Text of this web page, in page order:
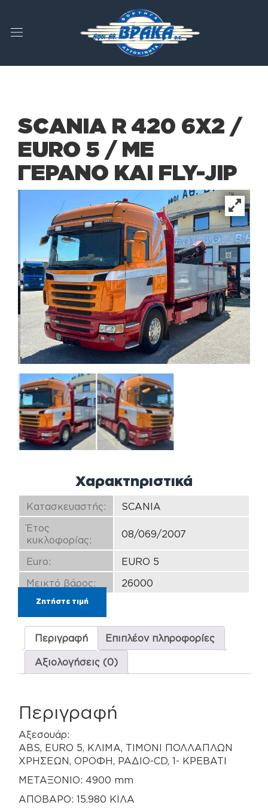
SCANIA R 420 6X2 /
EURO 5 / ΜΕ
ΓΕΡΑΝΟ ΚΑΙ FLY-JIP
Χαρακτηριστικά
Κατασκευαστής:
SCANIA
Έτος
κυκλοφορίας:
08/069/2007
Euro:
EURO 5
Μεικτό βάρος:
26000
Ζητήστε τιμή
Περιγραφή Επιπλέον πληροφορίες
Αξιολογήσεις (0)
Περιγραφή
Αξεσουάρ:
ABS, EURO 5, ΚΛΙΜΑ, ΤΙΜΟΝΙ ΠΟΛΛΑΠΛΩΝ
ΧΡΗΣΕΩΝ, ΟΡΟΦΗ, ΡΑΔΙΟ-CD, 1- ΚΡΕΒΑΤΙ
ΜΕΤΑΞΟΝΙΟ: 4900 mm
ΑΠΟΒΑΡΟ: 15.980 ΚΙΛΑ